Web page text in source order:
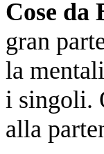
Cose da
gran
la
i singoli.
alla